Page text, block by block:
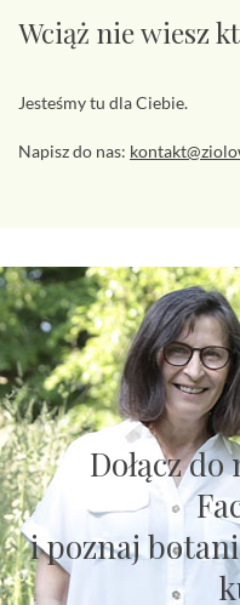
Wciąż nie wiesz
Jesteśmy tu dla Ciebie.
Napisz do nas:
Dołącz
i poznaj